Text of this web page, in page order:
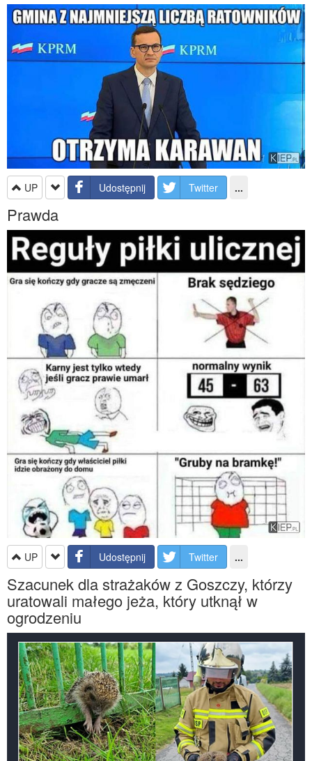
UP Udostępnij Twitter ...
Prawda
UP Udostępnij Twitter ...
Szacunek dla strażaków z Goszczy, którzy
uratowali małego jeża, który utknął w
ogrodzeniu